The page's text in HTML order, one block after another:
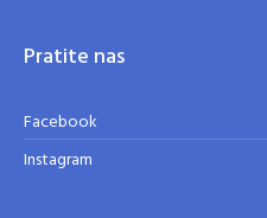
Pratite nas
Facebook
Instagram